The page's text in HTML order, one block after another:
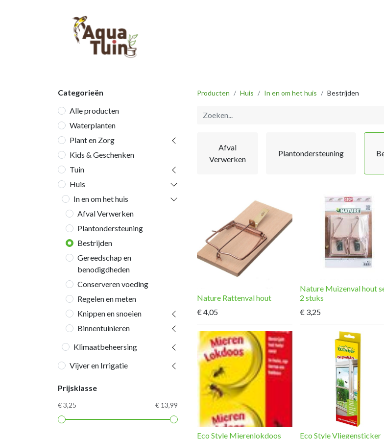
Categorieën
Alle producten
Waterplanten
Plant en Zorg
Kids & Geschenken
Tuin
Huis
In en om het huis
Afval Verwerken
Plantondersteuning
Bestrijden
Gereedschap en
benodigdheden
Conserveren voeding
Regelen en meten
Knippen en snoeien
Binnentuinieren
Klimaatbeheersing
Vijver en Irrigatie
Prijsklasse
€ 3,25 € 13,99
Producten Huis In en om het huis Bestrijden
Afval
Verwerken
Plantondersteuning
Nature Rattenval hout
€ 4,05
Nature Muizenval hout
2 stuks
€ 3,25
Eco Style Mierenlokdoos Eco Style Vliegensticker